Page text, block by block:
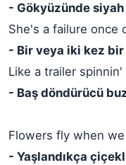
- Gökyüzünde siyah
She's a failure once
- Bir veya iki kez bir
Like a trailer
- Baş döndürücü
Flowers fly when
- Yaşlandıkça